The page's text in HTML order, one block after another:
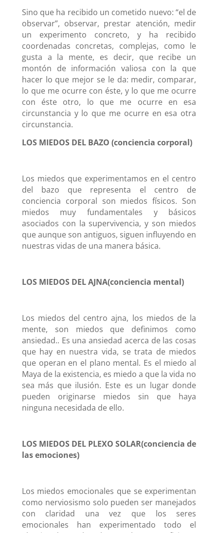
Sino que ha recibido un cometido nuevo: “el de
observar”, observar, prestar atención, medir
un experimento concreto, y ha recibido
coordenadas concretas, complejas, como le
gusta a la mente, es decir, que recibe un
montón de información valiosa con la que
hacer lo que mejor se le da: medir, comparar,
lo que me ocurre con éste, y lo que me ocurre
con éste otro, lo que me ocurre en esa
circunstancia y lo que me ocurre en esa otra
circunstancia.
LOS MIEDOS DEL BAZO (conciencia corporal)
Los miedos que experimentamos en el centro
del bazo que representa el centro de
conciencia corporal son miedos físicos. Son
miedos muy fundamentales y básicos
asociados con la supervivencia, y son miedos
que aunque son antiguos, siguen influyendo en
nuestras vidas de una manera básica.
LOS MIEDOS DEL AJNA(conciencia mental)
Los miedos del centro ajna, los miedos de la
mente, son miedos que definimos como
ansiedad.. Es una ansiedad acerca de las cosas
que hay en nuestra vida, se trata de miedos
que operan en el plano mental. Es el miedo al
Maya de la existencia, es miedo a que la vida no
sea más que ilusión. Este es un lugar donde
pueden originarse miedos sin que haya
ninguna necesidada de ello.
LOS MIEDOS DEL PLEXO SOLAR(conciencia de
las emociones)
Los miedos emocionales que se experimentan
como nerviosismo solo pueden ser manejados
con claridad una vez que los seres
emocionales han experimentado todo el